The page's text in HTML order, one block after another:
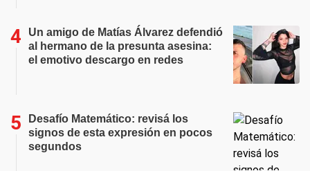
Un amigo de Matías Álvarez defendió
al hermano de la presunta asesina:
el emotivo descargo en redes
Desafío Matemático: revisá los
signos de esta expresión en pocos
segundos